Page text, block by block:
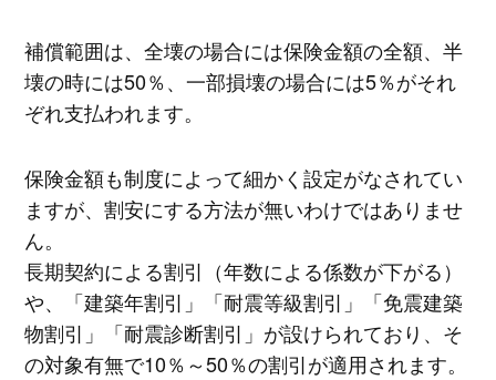
補償範囲は、全壊の場合には保険金額の全額、半
壊の時には50％、一部損壊の場合には5％がそれ
ぞれ支払われます。
保険金額も制度によって細かく設定がなされてい
ますが、割安にする方法が無いわけではありませ
ん。
長期契約による割引（年数による係数が下がる）
や、「建築年割引」「耐震等級割引」「免震建築
物割引」「耐震診断割引」が設けられており、そ
の対象有無で10％～50％の割引が適用されます。